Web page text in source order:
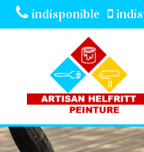
indisponible